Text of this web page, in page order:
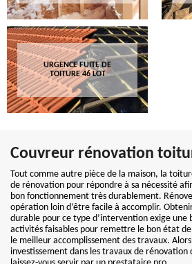
URGENCE FUITE DE
TOITURE 46 LOT
Couvreur rénovation
Tout comme autre pièce de la maison, la
de rénovation pour répondre à sa nécessité
bon fonctionnement très durablement.
opération loin d’être facile à accomplir.
durable pour ce type d’intervention exige une
activités faisables pour remettre le bon état
le meilleur accomplissement des travaux.
investissement dans les travaux de